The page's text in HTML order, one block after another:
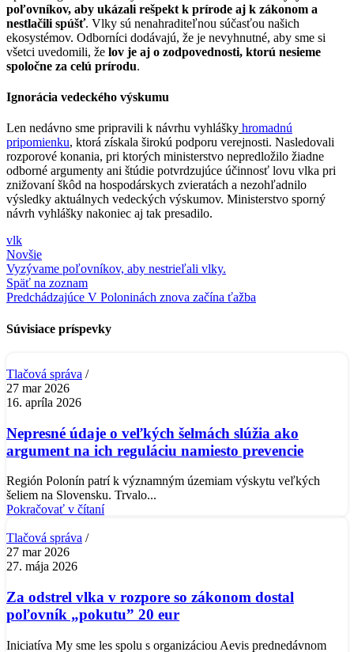
poľovníkov, aby ukázali rešpekt k prírode aj k zákonom a
nestlačili spúšť. Vlky sú nenahraditeľnou súčasťou našich
ekosystémov. Odborníci dodávajú, že je nevyhnutné, aby sme si
všetci uvedomili, že lov je aj o zodpovednosti, ktorú nesieme
spoločne za celú prírodu.
Ignorácia vedeckého výskumu
Len nedávno sme pripravili k návrhu vyhlášky hromadnú
pripomienku, ktorá získala širokú podporu verejnosti. Nasledovali
rozporové konania, pri ktorých ministerstvo nepredložilo žiadne
odborné argumenty ani štúdie potvrdzujúce účinnosť lovu vlka pri
znižovaní škôd na hospodárskych zvieratách a nezohľadnilo
výsledky aktuálnych vedeckých výskumov. Ministerstvo sporný
návrh vyhlášky nakoniec aj tak presadilo.
vlk
Novšie
Vyzývame poľovníkov, aby nestrieľali vlky.
Späť na zoznam
Predchádzajúce V Poloninách znova začína ťažba
Súvisiace príspevky
Tlačová správa
27 mar 2026
16. apríla 2026
Nepresné údaje o veľkých šelmách slúžia ako
argument na ich reguláciu namiesto prevencie
Región Polonín patrí k významným územiam výskytu veľkých
šeliem na Slovensku. Trvalo...
Pokračovať v čítaní
Tlačová správa
27 mar 2026
27. mája 2026
Za odstrel vlka v rozpore so zákonom dostal
poľovník „pokutu” 20 eur
Iniciatíva My sme les spolu s organizáciou Aevis prednedávnom